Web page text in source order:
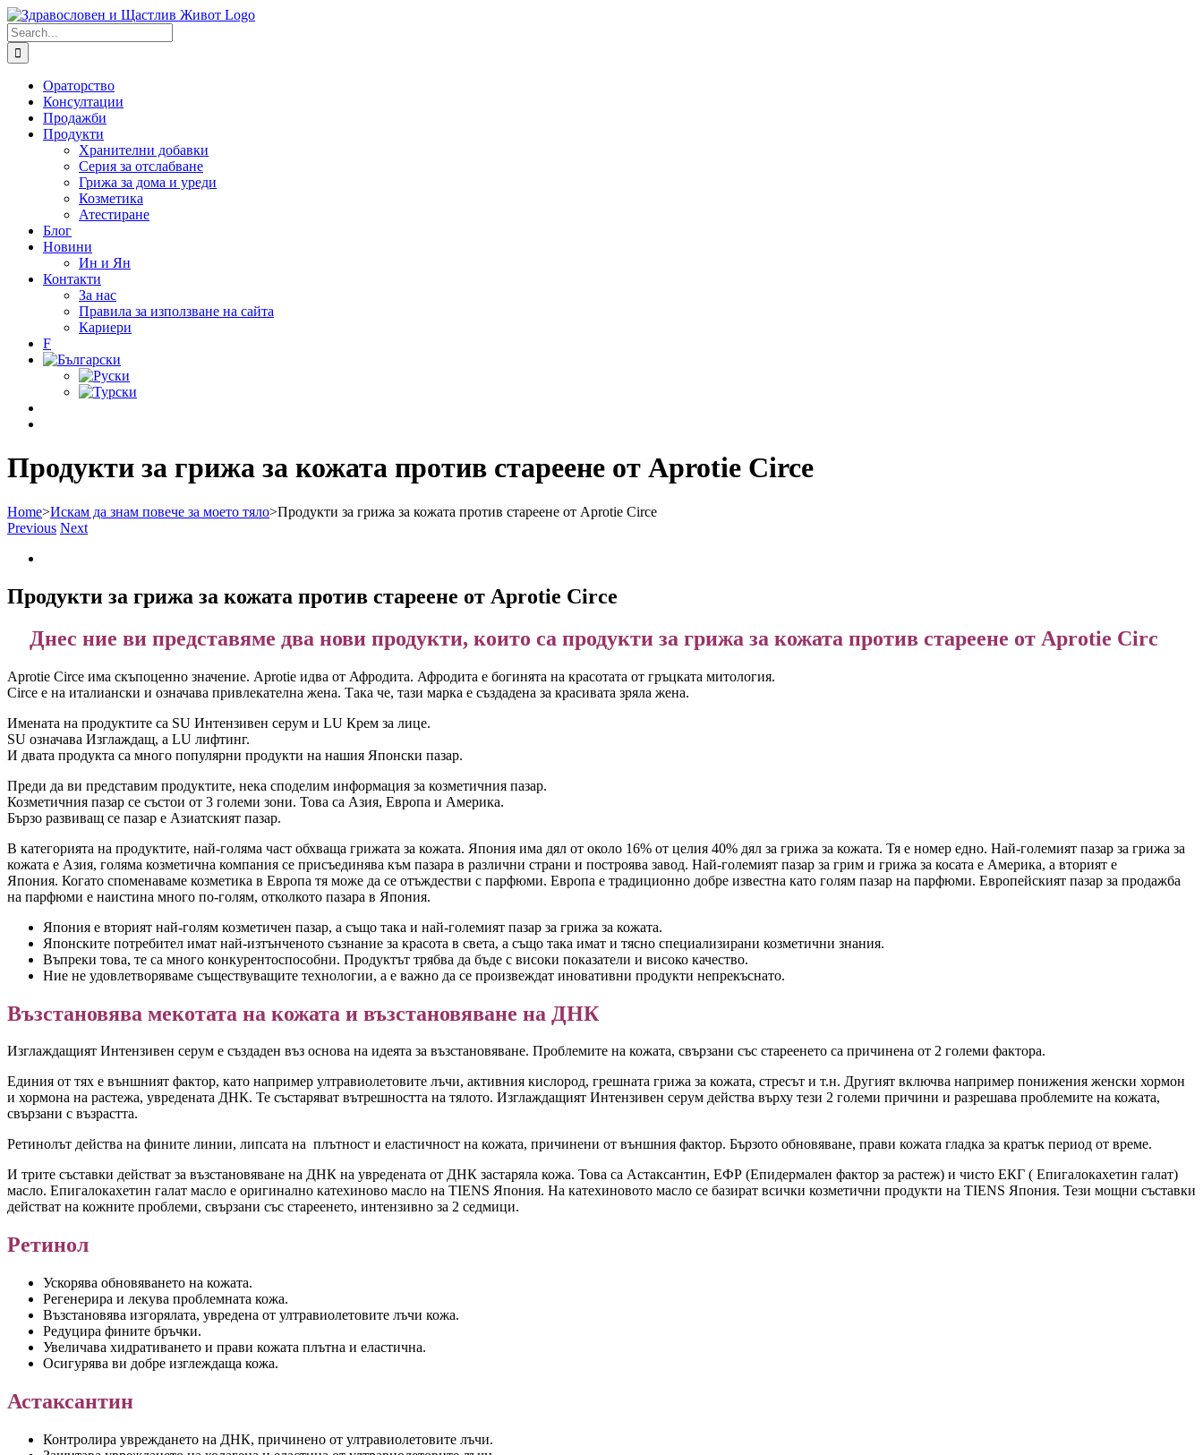
Skip
to
content
Search
for:
Ораторство
Консултации
Продажби
Продукти
Хранителни добавки
Серия за отслабване
Грижа за дома и уреди
Козметика
Атестиране
Блог
Новини
Ин и Ян
Контакти
За нас
Правила за използване на сайта
Кариери
F
Продукти за грижа за кожата против стареене от Aprotie Circe
Home>Искам да знам повече за моето тяло>Продукти за грижа за кожата против стареене от Aprotie Circe
Previous Next
Продукти за грижа за кожата против стареене от Aprotie Circe
Днес ние ви представяме два нови продукти, които сa продукти за грижа за кожата против стареене от Aprotie Circ
Aprotie Circe има скъпоценно значение. Aprotie идва от Афродита. Афродита е богинята на красотата от гръцката митология.
Circe е на италиански и означава привлекателна жена. Така че, тази марка е създадена за красивата зряла жена.
Имената на продуктите са SU Интензивен серум и LU Крем за лице.
SU означава Изглаждащ, а LU лифтинг.
И двата продукта са много популярни продукти на нашия Японски пазар.
Преди да ви предстaвим продуктите, нека споделим информация за козметичния пазар.
Козметичния пазар се състои от 3 големи зони. Това са Азия, Европа и Америка.
Бързо развиващ се пазар е Азиатският пазар.
В категорията на продуктите, най-голяма част обхваща грижата за кожата. Япония има дял от около 16% от целия 40% дял за грижа за кожата. Тя е номер едно. Най-големият пазар за грижа за
кожата е Азия, голяма козметична компания се присъединява към пазара в различни страни и построява завод. Най-големият пазар за грим и грижа за косата е Америка, а вторият е
Япония. Когато споменаваме козметика в Европа тя може да се отъждестви с парфюми. Европа е традиционно добре известна като голям пазар на парфюми. Европейският пазар за продажба
на парфюми е наистина много по-голям, отколкото пазара в Япония.
Япония е вторият най-голям козметичен пазар, а също така и най-големият пазар за грижа за кожата.
Японските потребител имат най-изтънченото съзнание за красота в света, а също така имат и тясно специализирани козметични знания.
Въпреки това, те са много конкурентоспособни. Продуктът трябва да бъде с високи показатели и високо качество.
Ние не удовлетворяваме съществуващите технологии, а е важно да се произвеждат иновативни продукти непрекъснато.
Възстановява мекотата на кожата и възстановяване на ДНК
Изглаждащият Интензивен серум е създаден въз основа на идеята за възстановяване. Проблемите на кожата, свързани със стареенето са причинена от 2 големи фактора.
Единия от тях е външният фактор, като например ултравиолетовите лъчи, активния кислород, грешната грижа за кожата, стресът и т.н. Другият включва например понижения женски хормон
и хормона на растежа, увредената ДНК. Те състаряват вътрешността на тялото. Изглаждащият Интензивен серум действа върху тези 2 големи причини и разрешава проблемите на кожата,
свързани с възрастта.
Ретинолът действа на фините линии, липсата на плътност и еластичност на кожата, причинени от външния фактор. Бързото обновяване, прави кожата гладка за кратък период от време.
И трите съставки действат за възстановяване на ДНК на увредената от ДНК застаряла кожа. Това са Астаксантин, ЕФР (Епидермален фактор за растеж) и чисто ЕКГ ( Епигалокахетин галат)
масло. Епигалокахетин галат масло е оригинално катехиново масло на TIENS Япония. На катехиновото масло се базират всички козметични продукти на TIENS Япония. Тези мощни съставки
действат на кожните проблеми, свързани със стареенето, интензивно за 2 седмици.
Ретинол
Ускорява обновяването на кожата.
Регенерира и лекува проблемната кожа.
Възстановява изгорялата, увредена от ултравиолетовите лъчи кожа.
Редуцира фините бръчки.
Увеличава хидративането и прави кожата плътна и еластична.
Осигурява ви добре изглеждаща кожа.
Астаксантин
Контролира увреждането на ДНК, причинено от ултравиолетовите лъчи.